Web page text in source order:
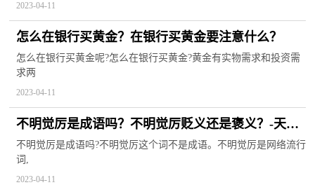
2023-04-11
怎么在银行买黄金？在银行买黄金要注意什么？
怎么在银行买黄金呢?怎么在银行买黄金?黄金有实物需求和投资需
求两
2023-04-11
不明觉厉是成语吗？不明觉厉贬义还是褒义？-天天
速讯
不明觉厉是成语吗?不明觉厉这个词不是成语。不明觉厉是网络流行
词,
2023-04-11